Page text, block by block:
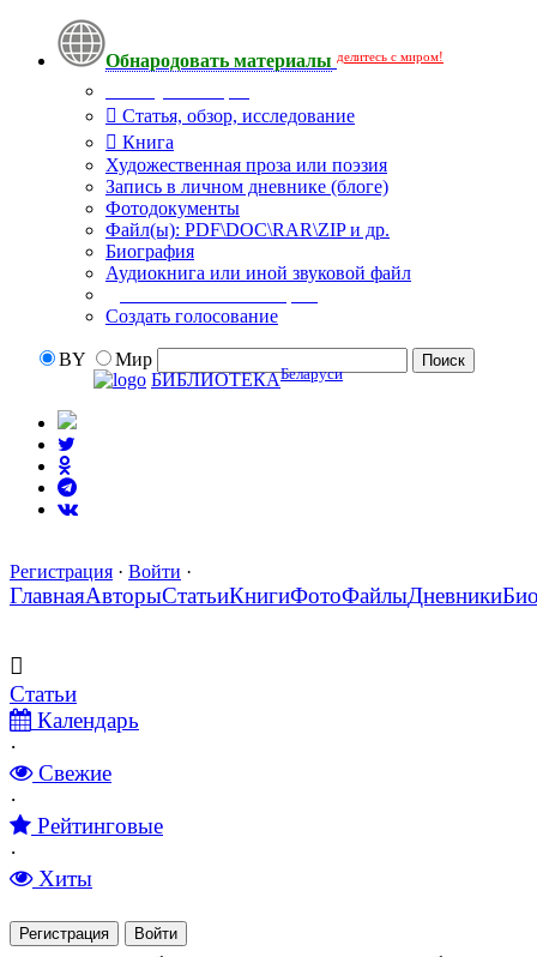
Обнародовать материалы делитесь с миром!
Статья, обзор, исследование
Книга
Художественная проза или поэзия
Запись в личном дневнике (блоге)
Фотодокументы
Файл(ы): PDF\DOC\RAR\ZIP и др.
Биография
Аудиокнига или иной звуковой файл
Создать голосование
BY
Мир
БИБЛИОТЕКАБеларуси
Регистрация · Войти ·
ГлавнаяАвторыСтатьиКнигиФотоФайлыДневники
Статьи
Календарь
·
Свежие
·
Рейтинговые
·
Хиты
Регистрация Войти